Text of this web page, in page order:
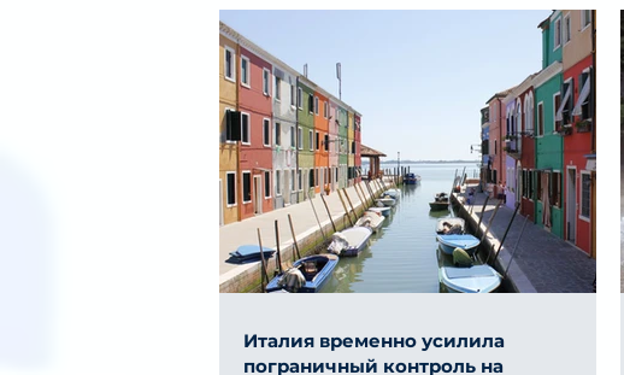
Италия временно усилила
пограничный контроль на